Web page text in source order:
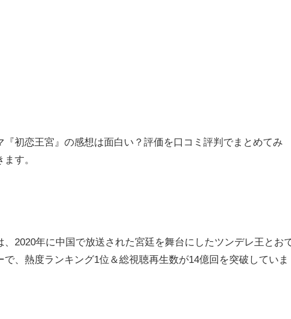
『初恋王宮』の感想は面白い？評価を口コミ評判でまとめてみ
す。
、2020年に中国で放送された宮廷を舞台にしたツンデレ王とお
で、熱度ランキング1位＆総視聴再生数が14億回を突破していま